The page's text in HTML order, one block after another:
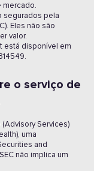
mercado.
segurados pela
Eles não são
valor.
está disponível em
o serviço de
Services)
uma
and
não implica um